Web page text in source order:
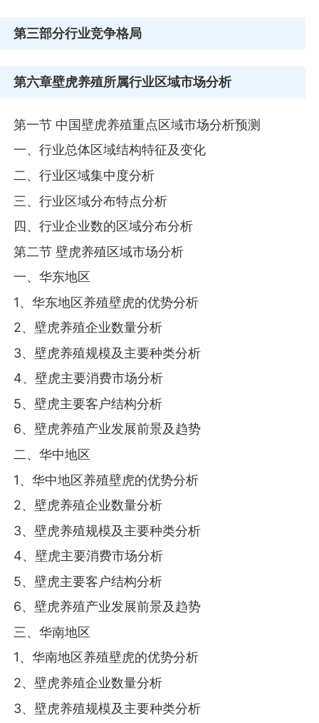
第三部分行业竞争格局
第六章壁虎养殖所属行业区域市场分析
第一节 中国壁虎养殖重点区域市场分析预测
一、行业总体区域结构特征及变化
二、行业区域集中度分析
三、行业区域分布特点分析
四、行业企业数的区域分布分析
第二节 壁虎养殖区域市场分析
一、华东地区
1、华东地区养殖壁虎的优势分析
2、壁虎养殖企业数量分析
3、壁虎养殖规模及主要种类分析
4、壁虎主要消费市场分析
5、壁虎主要客户结构分析
6、壁虎养殖产业发展前景及趋势
二、华中地区
1、华中地区养殖壁虎的优势分析
2、壁虎养殖企业数量分析
3、壁虎养殖规模及主要种类分析
4、壁虎主要消费市场分析
5、壁虎主要客户结构分析
6、壁虎养殖产业发展前景及趋势
三、华南地区
1、华南地区养殖壁虎的优势分析
2、壁虎养殖企业数量分析
3、壁虎养殖规模及主要种类分析